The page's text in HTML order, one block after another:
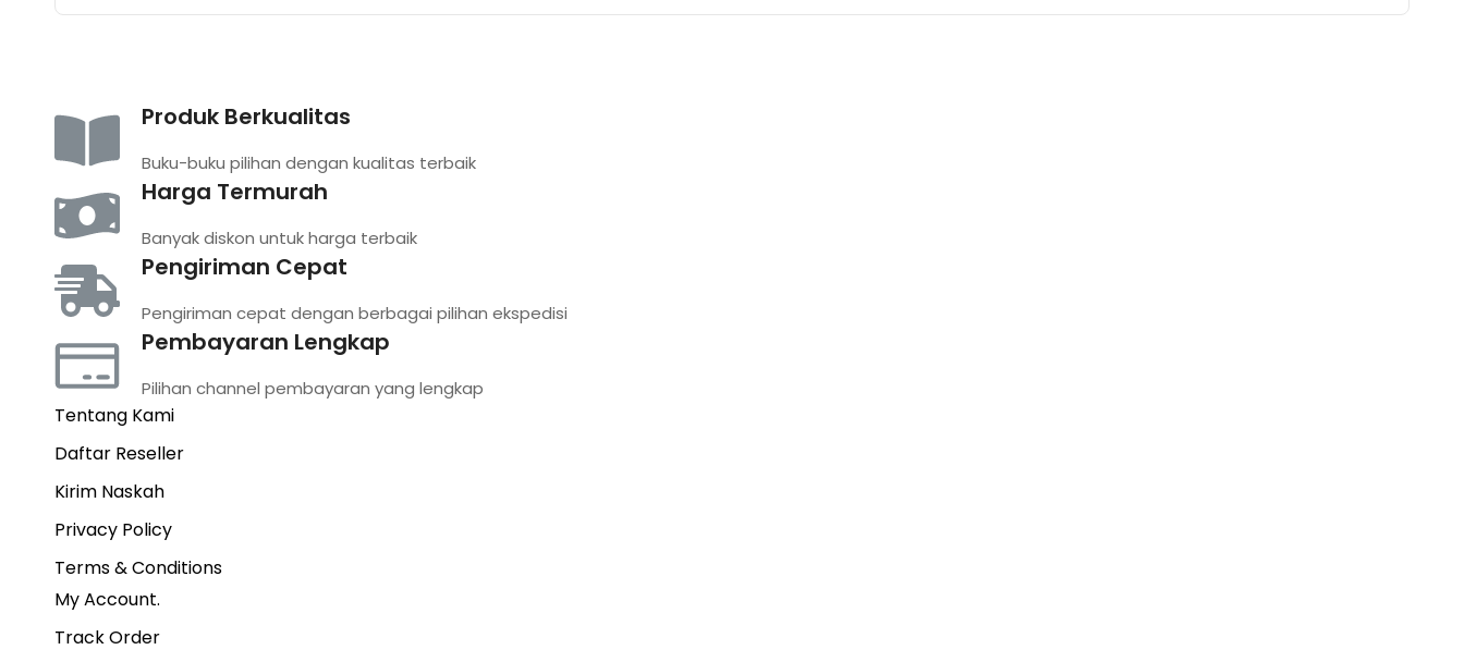
Produk Berkualitas
Buku-buku pilihan dengan kualitas terbaik
Harga Termurah
Banyak diskon untuk harga terbaik
Pengiriman Cepat
Pengiriman cepat dengan berbagai pilihan ekspedisi
Pembayaran Lengkap
Pilihan channel pembayaran yang lengkap
Tentang Kami
Daftar Reseller
Kirim Naskah
Privacy Policy
Terms & Conditions
My Account.
Track Order